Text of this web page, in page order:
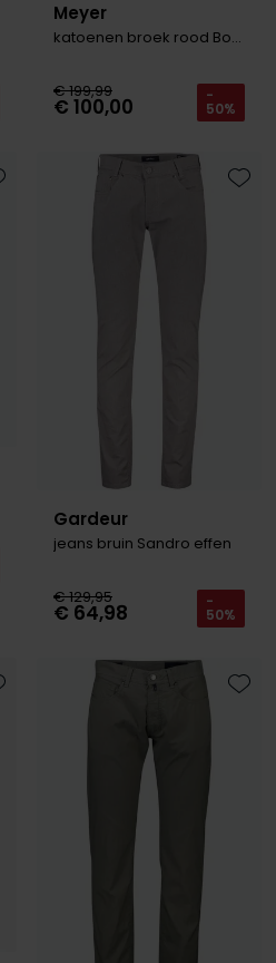
Meyer
katoenen broek rood Bonn
€ 199,99
€ 100,00 -
50%
aan favorieten
Gardeur
jeans bruin Sandro effen
€ 129,95
€ 64,98 -
50%
aan favorieten